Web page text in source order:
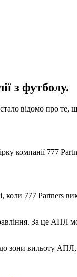
з футболу.
відомо про те,
компанії 777
коли 777 Partners
За це АПЛ
зони вильоту АПЛ,